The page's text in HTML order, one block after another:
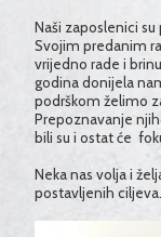
Naši zaposlenici
Svojim predanim
vrijedno rade i
godina donijela
podrškom želimo
Prepoznavanje
bili su i ostat će
Neka nas volja i
postavljenih ciljeva.